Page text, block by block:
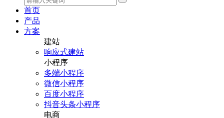
首页
产品
方案
建站
响应式建站
小程序
多端小程序
微信小程序
百度小程序
抖音头条小程序
电商